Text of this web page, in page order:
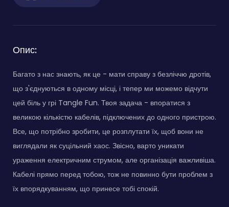
Опис:
Багато з нас знають, як це - мати справу з безліччю дротів,
що з'єднуються в одному місці, і тепер ми можемо відчути
цей біль у грі Tangle Fun. Твоя задача - впоратися з
великою кількістю кабелів, підключених до одного пристрою.
Все, що потрібно зробити, це розплутати їх, щоб вони не
виглядали як суцільний хаос. Звісно, варто уникати
ураження електричним струмом, але організація важливіша.
Кабелі прямо перед тобою, тож не повинно бути проблем з
їх впорядкуванням, що принесе тобі спокій.